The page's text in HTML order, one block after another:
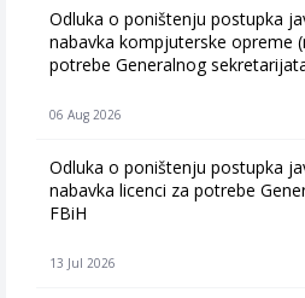
Odluka o poništenju postupka
nabavka kompjuterske opreme
potrebe Generalnog
06 Aug 2026
Odluka o poništenju postupka
nabavka licenci za potrebe
FBiH
13 Jul 2026